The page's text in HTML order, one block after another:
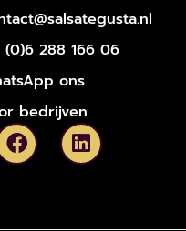
(0)6 288 166 06
ons
bedrijven